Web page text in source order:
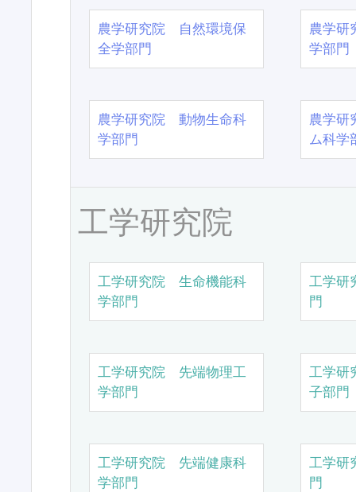
農学研究院 自然環境保
全学部門
農学
学部門
農学研究院 動物生命科
学部門
農学
ム科学
工学研究院
工学研究院 生命機能科
学部門
工学研
門
工学研究院 先端物理工
学部門
工学研
子部門
工学研究院 先端健康科
学部門
工学研
門